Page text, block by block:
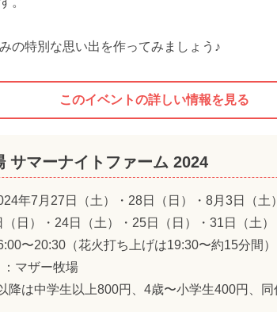
の特別な思い出を作ってみましょう♪
このイベントの詳しい情報を見る
サマーナイトファーム 2024
年7月27日（土）・28日（日）・8月3日（土
（日）・24日（土）・25日（日）・31日（土）
〜20:30（花火打ち上げは19:30〜約15分間）
マザー牧場
降は中学生以上800円、4歳〜小学生400円、